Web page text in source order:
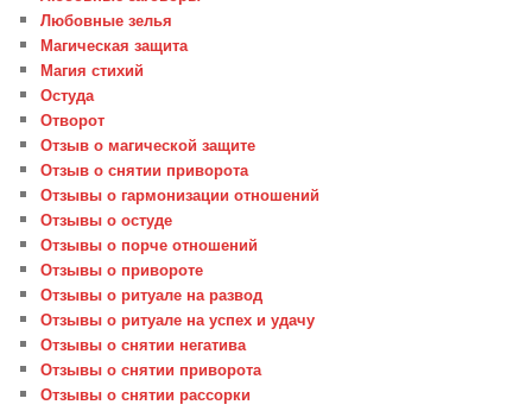
Любовные зелья
Магическая защита
Магия стихий
Остуда
Отворот
Отзыв о магической защите
Отзыв о снятии приворота
Отзывы о гармонизации отношений
Отзывы о остуде
Отзывы о порче отношений
Отзывы о привороте
Отзывы о ритуале на развод
Отзывы о ритуале на успех и удачу
Отзывы о снятии негатива
Отзывы о снятии приворота
Отзывы о снятии рассорки